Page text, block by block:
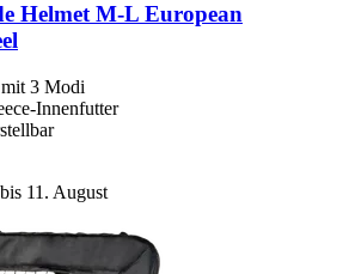
Helmet M-​L European
3 Modi
Innenfutter
11. August